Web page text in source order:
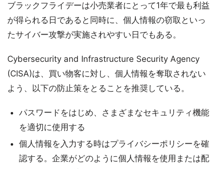
ブラックフライデーは小売業者にとって1年で最も利益
が得られる日であると同時に、個人情報の窃取といっ
たサイバー攻撃が実施されやすい日でもある。
Cybersecurity and Infrastructure Security Agency
(CISA)は、買い物客に対し、個人情報を奪取されない
よう、以下の防止策をとることを推奨している。
パスワードをはじめ、さまざまなセキュリティ機能
を適切に使用する
個人情報を入力する時はプライバシーポリシーを確
認する。企業がどのように個人情報を使用または配